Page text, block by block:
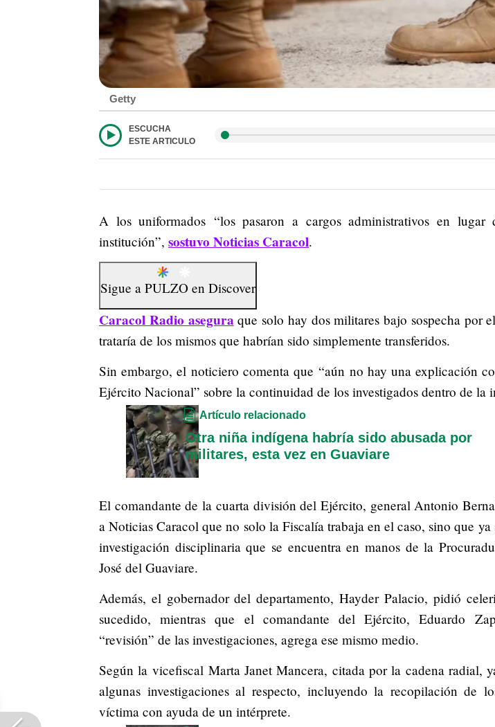
Getty
ESCUCHA
ESTE ARTICULO
A los uniformados “los pasaron a cargos administrativos en lugar
institución”, sostuvo Noticias Caracol.
Sigue a PULZO en Discover
Caracol Radio aseguraque solo hay dos militares bajo sospecha por
trataría de los mismos que habrían sido simplemente transferidos.
Sin embargo, el noticiero comenta que “aún no hay una explicación
Ejército Nacional” sobre la continuidad de los investigados dentro de la
Artículo relacionado
Otra niña indígena habría sido abusada por
militares, esta vez en Guaviare
El comandante de la cuarta división del Ejército, general Antonio
a Noticias Caracol que no solo la Fiscalía trabaja en el caso, sino que
investigación disciplinaria que se encuentra en manos de la
José del Guaviare.
Además, el gobernador del departamento, Hayder Palacio, pidió
sucedido, mientras que el comandante del Ejército, Eduardo
“revisión” de las investigaciones, agrega ese mismo medio.
Según la vicefiscal Marta Janet Mancera, citada por la cadena radial,
algunas investigaciones al respecto, incluyendo la recopilación de
víctima con ayuda de un intérprete.